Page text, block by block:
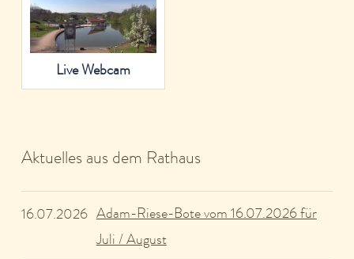
Live Webcam
Aktuelles aus dem Rathaus
16.07.2026 Adam-Riese-Bote vom 16.07.2026 für
Juli / August